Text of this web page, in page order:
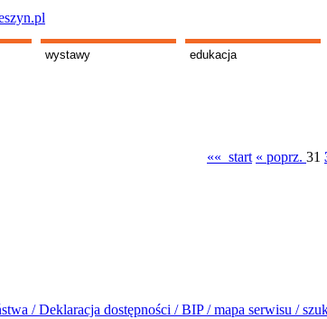
wystawy edukacja
«« start « poprz. 31
/Deklaracja dostępności /BIP /mapa serwisu /